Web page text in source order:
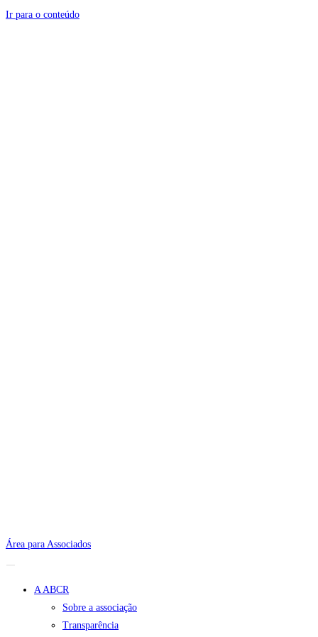
Ir para o conteúdo
Área para Associados
A ABCR
Sobre a associação
Transparência